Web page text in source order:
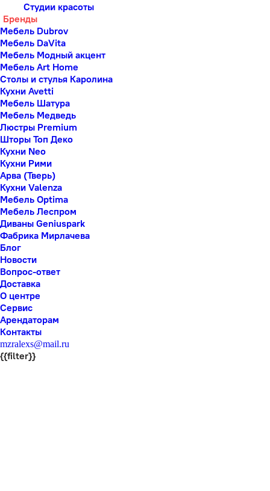
Студии красоты
Бренды
Мебель Dubrov
Мебель DaVita
Мебель Модный акцент
Мебель Art Home
Столы и стулья Каролина
Кухни Avetti
Мебель Шатура
Мебель Медведь
Люстры Premium
Шторы Топ Деко
Кухни Neo
Кухни Рими
Арва (Тверь)
Кухни Valenza
Мебель Optima
Мебель Леспром
Диваны Geniuspark
Фабрика Мирлачева
Блог
Новости
Вопрос-ответ
Доставка
О центре
Сервис
Арендаторам
Контакты
mzralexs@mail.ru
{{filter}}